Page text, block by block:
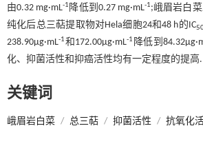
由0.32 mg·mL-1 降低到0.27 mg·mL-1;峨眉岩白
纯化后总三萜提取物对Hela细胞24和48 h的IC
238.90μg·mL-1和172.00μg·mL-1 降低到
化、抑菌活性和抑癌活性均有一定程度的提高.
关键词
峨眉岩白菜 / 总三萜 / 抑菌活性 / 抗氧化